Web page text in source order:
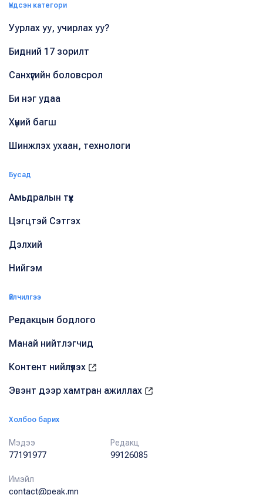
Үндсэн категори
Уурлах уу, учирлах уу?
Бидний 17 зорилт
Санхүүгийн боловсрол
Би нэг удаа
Хүний багш
Шинжлэх ухаан, технологи
Бусад
Амьдралын түүх
Цэгцтэй Сэтгэх
Дэлхий
Нийгэм
Үйлчилгээ
Редакцын бодлого
Манай нийтлэгчид
Контент нийлүүлэх
Эвэнт дээр хамтран ажиллах
Холбоо барих
Мэдээ
77191977
Редакц
99126085
Имэйл
contact@peak.mn